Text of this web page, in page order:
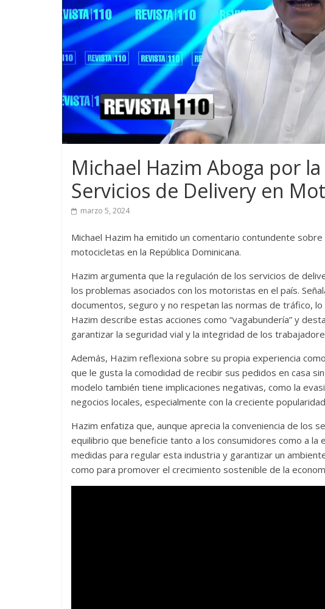
Michael Hazim Aboga por
Servicios de Delivery en
marzo 5, 2024
Michael Hazim ha emitido un comentario contundente
motocicletas en la República Dominicana.
Hazim argumenta que la regulación de los servicios de
los problemas asociados con los motoristas en el país.
documentos, seguro y no respetan las normas de tráfico, lo
Hazim describe estas acciones como “vagabundería” y
garantizar la seguridad vial y la integridad de los
Además, Hazim reflexiona sobre su propia experiencia
que le gusta la comodidad de recibir sus pedidos en casa
modelo también tiene implicaciones negativas, como la
negocios locales, especialmente con la creciente
Hazim enfatiza que, aunque aprecia la conveniencia de los
equilibrio que beneficie tanto a los consumidores como a la
medidas para regular esta industria y garantizar un
como para promover el crecimiento sostenible de la